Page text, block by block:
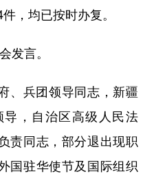
，均已按时办复。
言。
兵团领导同志，新疆
，自治区高级人民法
责同志，部分退出现职
国驻华使节及国际组织